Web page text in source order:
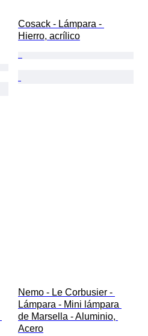
Cosack - Lámpara -
Hierro, acrílico
Nemo - Le Corbusier -
Lámpara - Mini lámpara
de Marsella - Aluminio,
Acero